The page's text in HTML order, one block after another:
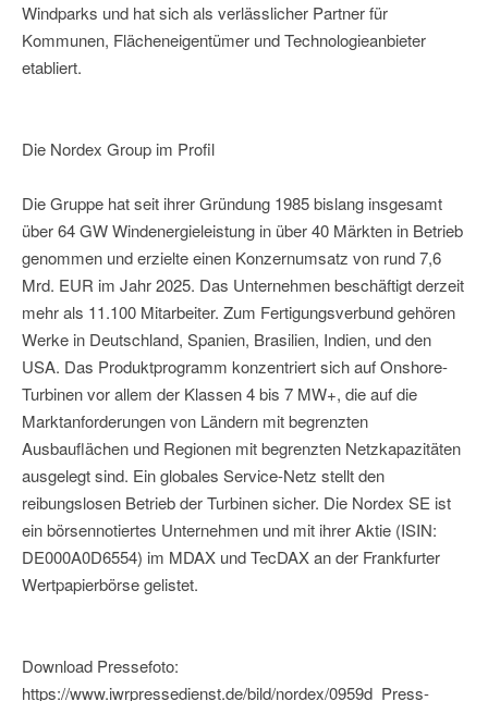
Windparks und hat sich als verlässlicher Partner für
Kommunen, Flächeneigentümer und Technologieanbieter
etabliert.
Die Nordex Group im Profil
Die Gruppe hat seit ihrer Gründung 1985 bislang insgesamt
über 64 GW Windenergieleistung in über 40 Märkten in Betrieb
genommen und erzielte einen Konzernumsatz von rund 7,6
Mrd. EUR im Jahr 2025. Das Unternehmen beschäftigt derzeit
mehr als 11.100 Mitarbeiter. Zum Fertigungsverbund gehören
Werke in Deutschland, Spanien, Brasilien, Indien, und den
USA. Das Produktprogramm konzentriert sich auf Onshore-
Turbinen vor allem der Klassen 4 bis 7 MW+, die auf die
Marktanforderungen von Ländern mit begrenzten
Ausbauflächen und Regionen mit begrenzten Netzkapazitäten
ausgelegt sind. Ein globales Service-Netz stellt den
reibungslosen Betrieb der Turbinen sicher. Die Nordex SE ist
ein börsennotiertes Unternehmen und mit ihrer Aktie (ISIN:
DE000A0D6554) im MDAX und TecDAX an der Frankfurter
Wertpapierbörse gelistet.
Download Pressefoto:
https://www.iwrpressedienst.de/bild/nordex/0959d_Press-